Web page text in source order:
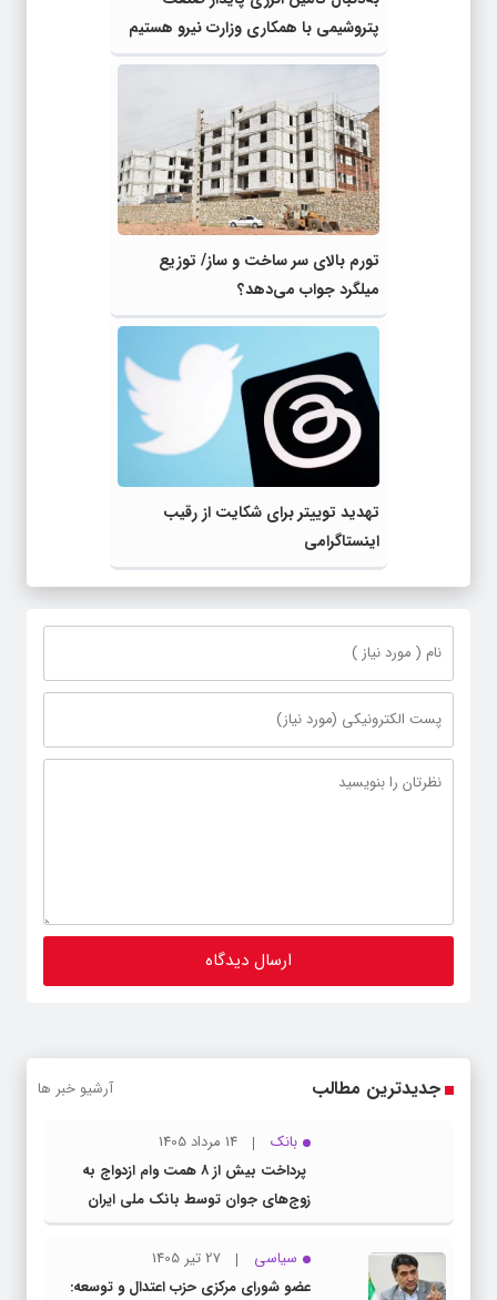
پتروشیمی با همکاری وزارت نیرو هستیم
تورم بالای سر ساخت و ساز/ توزیع
میلگرد جواب می‌دهد؟
تهدید توییتر برای شکایت از رقیب
اینستاگرامی
جدیدترین مطالب آرشیو خبر ها
بانک
14 مرداد 1405
پرداخت بیش از ۸ همت وام ازدواج به
زوج‌های جوان توسط بانک ملی ایران
سیاسی
27 تیر 1405
عضو شورای مرکزی حزب اعتدال و توسعه: